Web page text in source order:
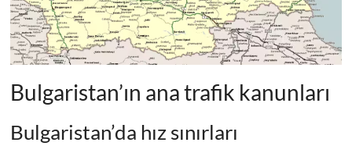
Bulgaristan’ın ana trafik kanunları
Bulgaristan’da hız sınırları